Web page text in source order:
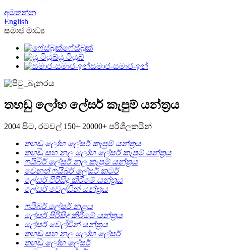
අමතන්න
English
සමාජ මාධ්‍ය
ෆේස්බුක්
යූ ටියුබ්
සමාජ-සමාජ-ඉන්
තහඩු ලෝහ ලේසර් කැපුම් යන්ත්‍රය
2004 සිට, රටවල් 150+ 20000+ පරිශීලකයින්
තහඩු ලෝහ ලේසර් කැපුම් යන්ත්‍රය
තහඩු සහ නල ලෝහ ලේසර් කැපුම් යන්ත්‍රය
ෆයිබර් ලේසර් නල කැපුම් යන්ත්‍රය
වෙනත් ෆයිබර් ලේසර් කටර්
ලේසර් පිරිසිදු කිරීමේ යන්ත්‍රය
ලේසර් වෙල්ඩින් යන්ත්‍රය
ෆයිබර් ලේසර් නළය
ලේසර් පිරිසිදු කිරීමේ යන්ත්‍රය
ලේසර් වෙල්ඩින් යන්ත්‍රය
තහඩු සහ නල ලෝහ ලේසර්
තහඩු ලෝහ ලේසර්